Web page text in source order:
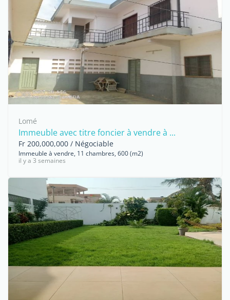
Lomé
Immeuble avec titre foncier à vendre à ...
Fr 200,000,000 / Négociable
Immeuble à vendre, 11 chambres, 600 (m2)
il y a 3 semaines